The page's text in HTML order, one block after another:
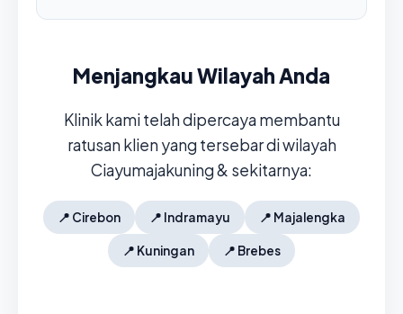
Menjangkau Wilayah Anda
Klinik kami telah dipercaya membantu
ratusan klien yang tersebar di wilayah
Ciayumajakuning & sekitarnya:
📍 Cirebon 📍 Indramayu 📍 Majalengka
📍 Kuningan 📍 Brebes